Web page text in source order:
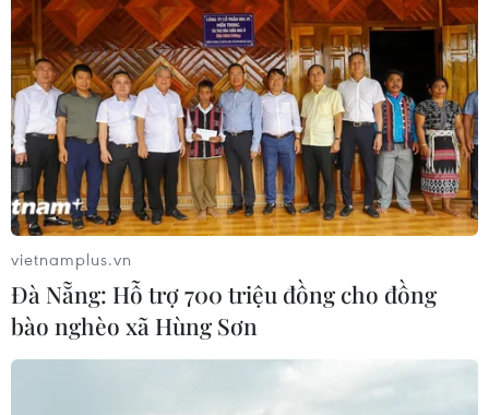
vietnamplus.vn
Đà Nẵng: Hỗ trợ 700 triệu đồng cho đồng
bào nghèo xã Hùng Sơn